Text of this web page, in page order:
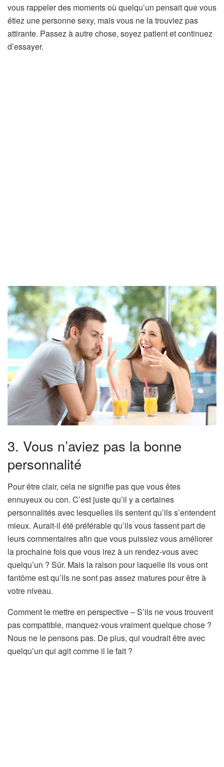
vous rappeler des moments où quelqu’un pensait que vous
étiez une personne sexy, mais vous ne la trouviez pas
attirante. Passez à autre chose, soyez patient et continuez
d’essayer.
3. Vous n’aviez pas la bonne
personnalité
Pour être clair, cela ne signifie pas que vous êtes
ennuyeux ou con. C’est juste qu’il y a certaines
personnalités avec lesquelles ils sentent qu’ils s’entendent
mieux. Aurait-il été préférable qu’ils vous fassent part de
leurs commentaires afin que vous puissiez vous améliorer
la prochaine fois que vous irez à un rendez-vous avec
quelqu’un ? Sûr. Mais la raison pour laquelle ils vous ont
fantôme est qu’ils ne sont pas assez matures pour être à
votre niveau.
Comment le mettre en perspective – S’ils ne vous trouvent
pas compatible, manquez-vous vraiment quelque chose ?
Nous ne le pensons pas. De plus, qui voudrait être avec
quelqu’un qui agit comme il le fait ?